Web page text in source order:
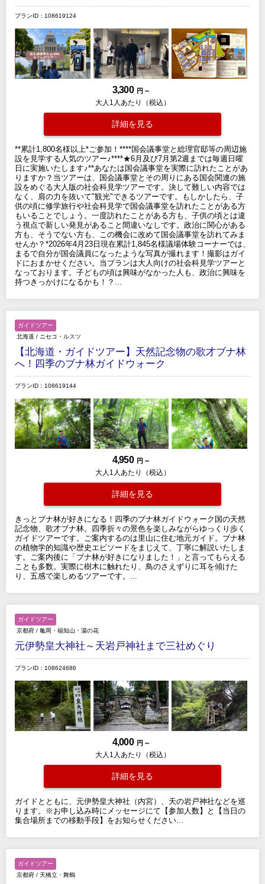
プランID：108619124
3,300 円 ～
大人1人あたり（税込）
詳細を見る
**累計1,800名様以上*ご参加！****国会議事堂と総理官邸等の周辺施
設を見学する人気のツアー♪****★6月及び7月第2週までは毎週日曜
日に実施いたします♪**あなたは国会議事堂を実際に訪れたことがあ
りますか？当ツアーは、国会議事堂とその周りにある国会関連の施
設をめぐる大人版の社会科見学ツアーです。決して難しい内容では
なく、肩の力を抜いて"観光"できるツアーです。もしかしたら、子
供の頃に修学旅行や社会科見学で国会議事堂を訪れたことがある方
もいることでしょう。一度訪れたことがある方も、子供の頃とは違
う視点で新しい発見があること間違いなしです。政治に関心がある
方も、そうでない方も、この機会に改めて国会議事堂を訪れてみま
せんか？*2026年4月23日現在累計1,845名様議場体験コーナーでは、
まるで自分が国会議員になったような写真が撮れます！撮影はガイ
ドにおまかせください。当プランは大人向けの社会科見学ツアーと
なっております。子どもの頃は興味がなかった人も、政治に興味を
持つきっかけになるかも！？...
ガイドツアー
北海道 / ニセコ・ルスツ
【北海道・ガイドツアー】天然記念物の歌才ブナ林
へ！四季のブナ林ガイドウォーク
プランID：108619144
4,950 円 ～
大人1人あたり（税込）
詳細を見る
きっとブナ林が好きになる！四季のブナ林ガイドウォーク国の天然
記念物、歌才ブナ林。四季折々の景色を楽しみながらゆっくり歩く
ガイドツアーです。ご案内するのは里山に住む地元ガイド。ブナ林
の植物学的知識や歴史エピソードをまじえて、丁寧に解説いたしま
す。ご案内後に「ブナ林が好きになりました！」と言ってもらえる
ことも多数。実際に樹木に触れたり、鳥のさえずりに耳を傾けた
り、五感で楽しめるツアーです。...
ガイドツアー
京都府 / 亀岡・福知山・湯の花
元伊勢皇大神社～天岩戸神社まで三社めぐり
プランID：108624686
4,000 円 ～
大人1人あたり（税込）
詳細を見る
ガイドとともに、元伊勢皇大神社（内宮）、天の岩戸神社などを巡
ります。※お申し込み時にメッセージにて【参加人数】と【当日の
集合場所までの移動手段】をお知らせください...
ガイドツアー
京都府 / 天橋立・舞鶴